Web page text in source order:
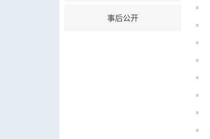
事后公开